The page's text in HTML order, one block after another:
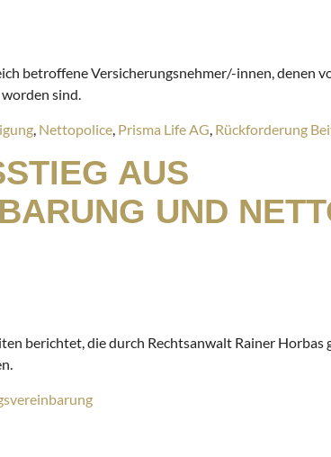
betroffene Versicherungsnehmer/-innen, denen
sind.
, Nettopolice, Prisma Life AG, Rückforderung
AUS
UND
berichtet, die durch Rechtsanwalt Rainer Horbas